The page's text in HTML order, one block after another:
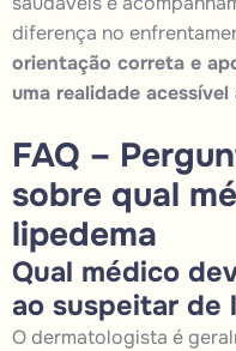
diferença no
orientação correta e
uma realidade
FAQ –
sobre qual
lipedema
Qual médico
ao suspeitar de
O dermatologista é